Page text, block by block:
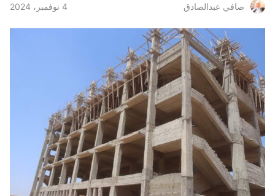
صافي عبدالصادق 4 نوفمبر، 2024